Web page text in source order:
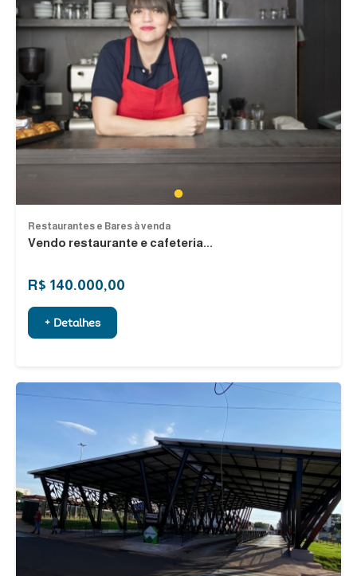
1
Restaurantes e Bares à venda
Vendo restaurante e cafeteria...
R$ 140.000,00
+ Detalhes